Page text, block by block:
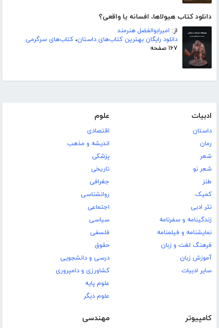
دانلود کتاب هیولاها، افسانه یا واقعی؟
از: امیرابوالفضل هنرمند
دانلود رایگان بهترین کتاب‌های داستان، کتاب‌های سرگرمی
۱۶۷ صفحه
ادبیات
داستان
رمان
شعر
شعر نو
طنز
کمیک
نثر ادبی
زندگینامه و سفرنامه
نمایشنامه و فیلمنامه
فرهنگ لغت و زبان
آموزش زبان
سایر ادبیات
علوم
اقتصادی
اندیشه و مذهب
پزشکی
تاریخی
جغرافی
روانشناسی
اجتماعی
سیاسی
فلسفی
حقوق
درسی و دانشجویی
کشاورزی و دامپروری
علوم پایه
علوم دیگر
کامپیوتر مهندسی